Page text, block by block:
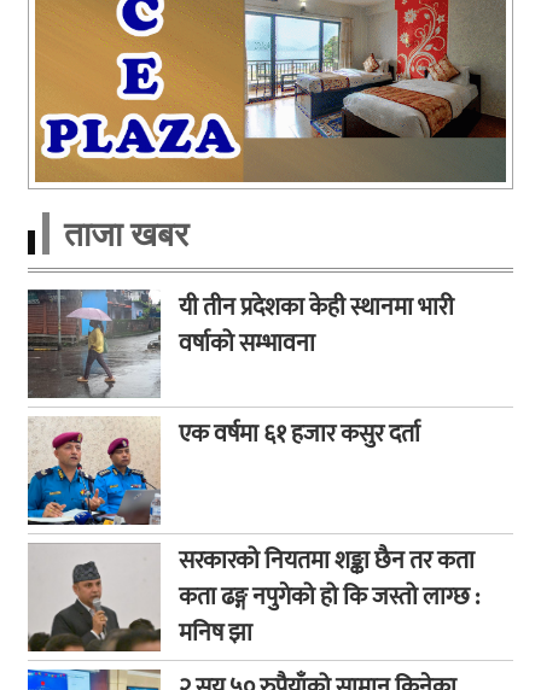
ताजा खबर
यी तीन प्रदेशका केही स्थानमा भारी
वर्षाको सम्भावना
एक वर्षमा ६१ हजार कसुर दर्ता
सरकारको नियतमा शङ्का छैन तर कता
कता ढङ्ग नपुगेको हो कि जस्तो लाग्छ :
मनिष झा